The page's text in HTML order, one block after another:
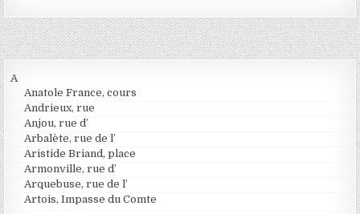
A
Anatole France, cours
Andrieux, rue
Anjou, rue d’
Arbalète, rue de l’
Aristide Briand, place
Armonville, rue d’
Arquebuse, rue de l’
Artois, Impasse du Comte